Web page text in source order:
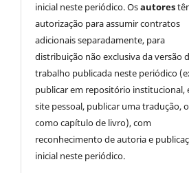
inicial neste periódico. Osautores
autorização para assumir contratos
adicionais separadamente, para
distribuição não exclusiva da versão
trabalho publicada neste periódico
publicar em repositório institucional,
site pessoal, publicar uma tradução,
como capítulo de livro), com
reconhecimento de autoria e
inicial neste periódico.